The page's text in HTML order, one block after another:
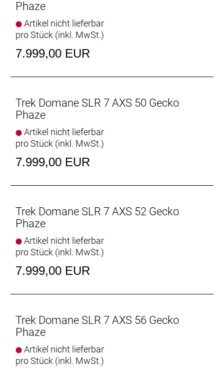
Vielseitige Reifenfreiheit
Ausgestattet ist es mit schnell rollenden 32 mm
breiten Reifen, aber dank der Reifenfreiheit bis 38-
mm-Reifen kannst du von glattem Asphalt bis
leichtem Schotter alles unter die Räder nehmen.
Interne Aufbewahrung
Aufnahmepunkten am Oberrohr hast du auf deinen
Ganztagestouren stets genug Stauraum zur
Raffinierte Integration
Das Domane mit seiner verborgenen
Zug-/Leitungsführung und der verborgenen
Geschlecht: Uni
Rahmen: 800 Series OCLV Carbon, IsoSpeed,
integriertes Staufach, konisches Steuerrohr, interne
Flat Mount-Scheibenbremsaufnahme, 142 x12 mm
Rahmenmaterial: Carbon
Gangschaltung: SRAM Force AXS, max. 36 Z. an
größtem Ritzel
Phaze
Artikel nicht lieferbar
pro Stück (inkl. MwSt.)
7.999,00 EUR
Trek Domane SLR 7 AXS 50 Gecko
Phaze
Artikel nicht lieferbar
pro Stück (inkl. MwSt.)
7.999,00 EUR
Trek Domane SLR 7 AXS 52 Gecko
Phaze
Artikel nicht lieferbar
pro Stück (inkl. MwSt.)
7.999,00 EUR
Trek Domane SLR 7 AXS 56 Gecko
Phaze
Artikel nicht lieferbar
pro Stück (inkl. MwSt.)